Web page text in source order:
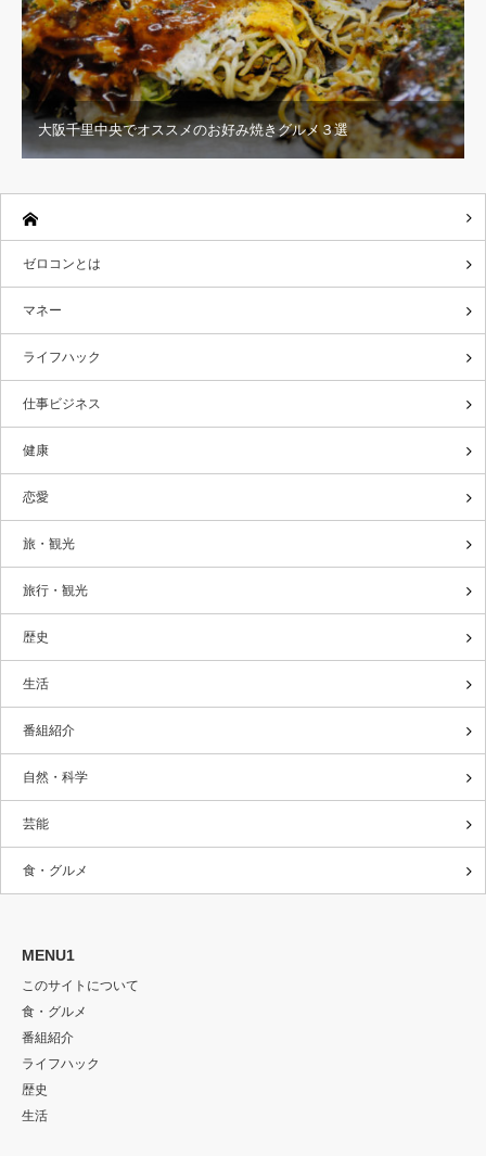
大阪千里中央でオススメのお好み焼きグルメ３選
ゼロコンとは
マネー
ライフハック
仕事ビジネス
健康
恋愛
旅・観光
旅行・観光
歴史
生活
番組紹介
自然・科学
芸能
食・グルメ
MENU1
このサイトについて
食・グルメ
番組紹介
ライフハック
歴史
生活